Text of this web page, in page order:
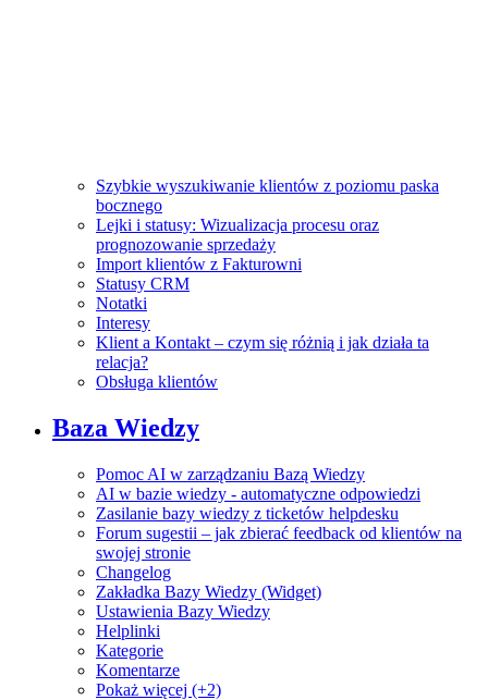
Szybkie wyszukiwanie klientów z poziomu paska
bocznego
Lejki i statusy: Wizualizacja procesu oraz
prognozowanie sprzedaży
Import klientów z Fakturowni
Statusy CRM
Notatki
Interesy
Klient a Kontakt – czym się różnią i jak działa ta
relacja?
Obsługa klientów
Baza Wiedzy
Pomoc AI w zarządzaniu Bazą Wiedzy
AI w bazie wiedzy - automatyczne odpowiedzi
Zasilanie bazy wiedzy z ticketów helpdesku
Forum sugestii – jak zbierać feedback od klientów na
swojej stronie
Changelog
Zakładka Bazy Wiedzy (Widget)
Ustawienia Bazy Wiedzy
Helplinki
Kategorie
Komentarze
Pokaż więcej (+2)